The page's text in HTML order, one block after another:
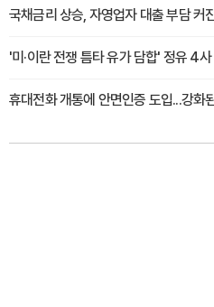
국채금리 상승, 자영업자 대출 부담 커
'미·이란 전쟁 틈타 유가 담합' 정유 4
휴대전화 개통에 안면인증 도입...강화